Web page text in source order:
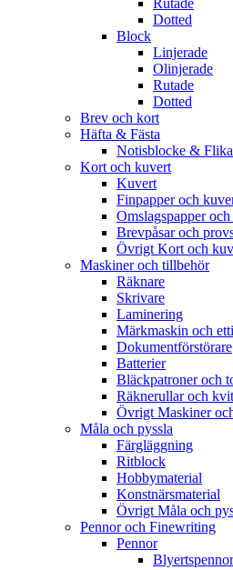
Rutade
Dotted
Block
Linjerade
Olinjerade
Rutade
Dotted
Brev och kort
Häfta & Fästa
Notisblocke &
Kort och kuvert
Kuvert
Finpapper och
Omslagspapper och
Brevpåsar och
Övrigt Kort och
Maskiner och tillbehör
Räknare
Skrivare
Laminering
Märkmaskin och
Dokumentförstörare
Batterier
Bläckpatroner och
Räknerullar och
Övrigt Maskiner
Måla och pyssla
Färgläggning
Ritblock
Hobbymaterial
Konstnärsmaterial
Övrigt Måla och
Pennor och Finewriting
Pennor
Blyertspennor